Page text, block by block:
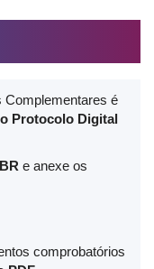
Complementares é
Protocolo Digital
e anexe os
comprobatórios